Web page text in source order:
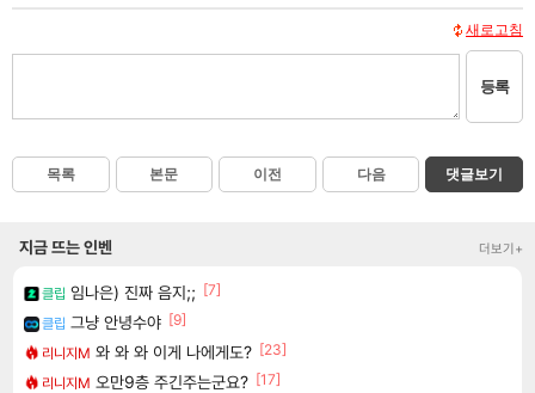
새로고침
등록
목록 본문 이전 다음 댓글보기
지금 뜨는 인벤 더보기+
클립 임나은) 진짜 음지;; [7]
클립 그냥 안녕수야 [9]
리니지M 와 와 와 이게 나에게도? [23]
리니지M 오만9층 주긴주는군요? [17]